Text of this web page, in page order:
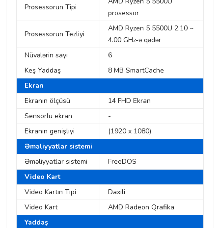
Prosessorun Tipi
prosessor
Prosessorun Tezliyi
AMD Ryzen 5 5500U 2.10 ~
4.00 GHz-ə qədər
Nüvələrin sayı
6
Keş Yaddaş
8 MB SmartCache
Ekran
Ekranın ölçüsü
14 FHD Ekran
Sensorlu ekran
-
Ekranın genişlıyi
(1920 x 1080)
Əməliyyatlar sistemi
Əməliyyatlar sistemi
FreeDOS
Video Kart
Video Kartın Tipi
Daxili
Video Kart
AMD Radeon Qrafika
Yaddaş